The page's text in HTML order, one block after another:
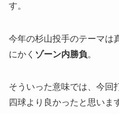
す。
今年の杉山投手のテーマは
にかく ゾーン内勝負 。
そういった意味では、今回
四球より良かったと思いま